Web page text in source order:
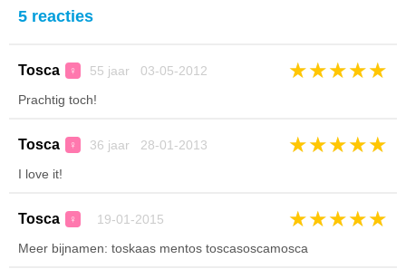
5 reacties
Tosca ♀ 55 jaar 03-05-2012 ★★★★★
Prachtig toch!
Tosca ♀ 36 jaar 28-01-2013 ★★★★★
I love it!
Tosca ♀ 19-01-2015 ★★★★★
Meer bijnamen: toskaas mentos toscasoscamosca